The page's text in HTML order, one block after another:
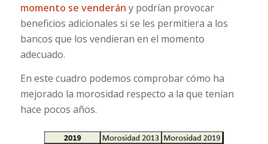
momento se venderán y podrían provocar
beneficios adicionales si se les permitiera a los
bancos que los vendieran en el momento
adecuado.
En este cuadro podemos comprobar cómo ha
mejorado la morosidad respecto a la que tenían
hace pocos años.